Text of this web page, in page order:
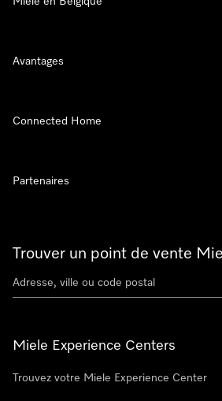
Trouver un point de vente
Miele Experience Centers
Trouvez votre Miele Experience Center
Avantages
Connected Home
Partenaires